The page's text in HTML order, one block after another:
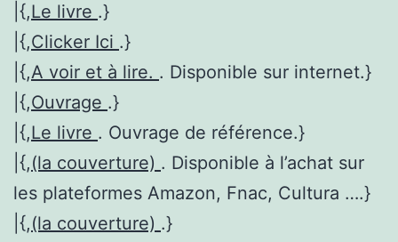
|{,Le livre .}
|{,Clicker Ici .}
|{,A voir et à lire. . Disponible sur internet.}
|{,Ouvrage .}
|{,Le livre . Ouvrage de référence.}
|{,(la couverture) . Disponible à l’achat sur
les plateformes Amazon, Fnac, Cultura ….}
|{,(la couverture) .}